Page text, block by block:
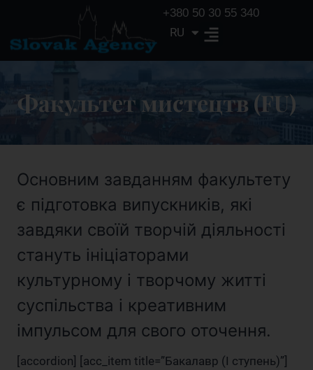
+380 50 30 55 340
RU
EN
Факультет мистецтв (FU)
Основним завданням факультету
є підготовка випускників, які
завдяки своїй творчій діяльності
стануть ініціаторами
культурному і творчому житті
суспільства і креативним
імпульсом для свого оточення.
[accordion] [acc_item title=”Бакалавр (I ступень)”]